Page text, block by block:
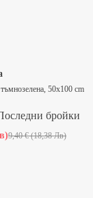
50x100 cm
бройки
9,40 € (18,38 Лв)